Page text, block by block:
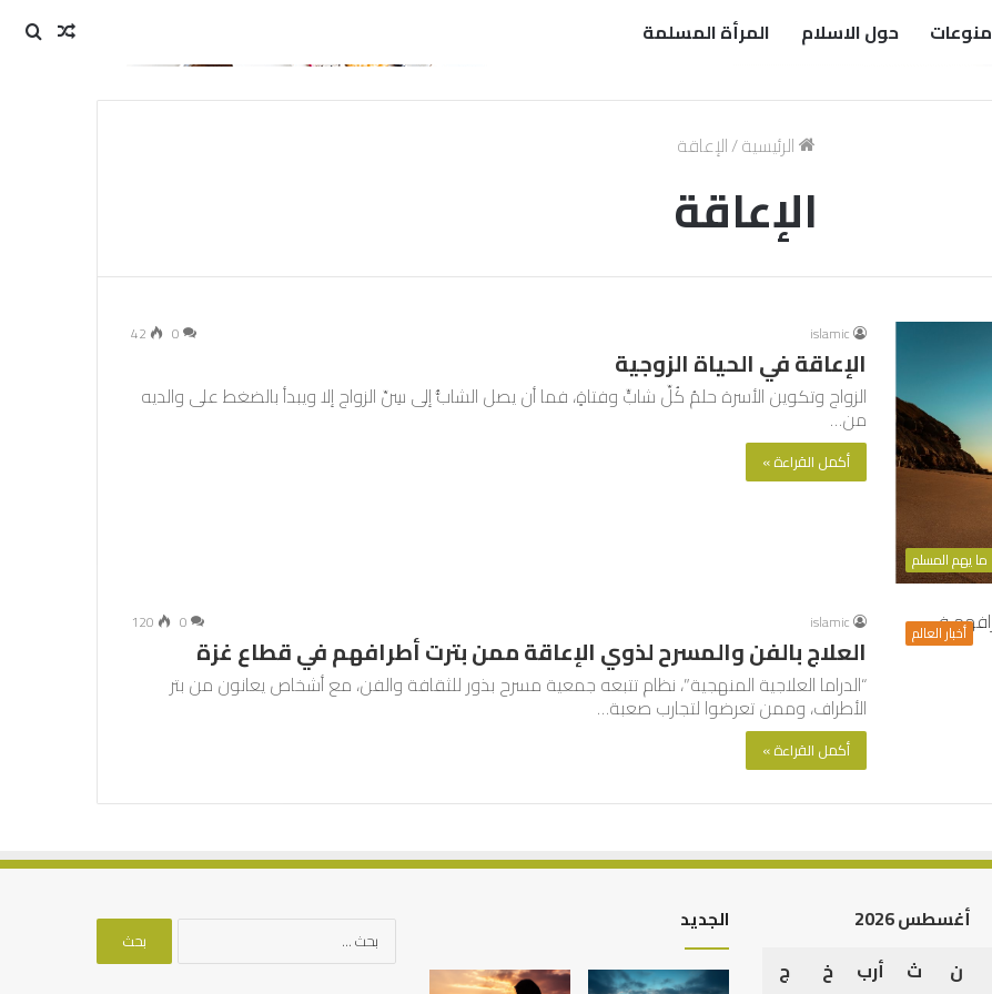
منوعات حول الاسلام المرأة المسلمة
مقال
الرئيسية/الإعاقة
الإعاقة
ما يهم المسلم
islamic
0
42
الإعاقة في الحياة الزوجية
الزواج وتكوين الأسرة حلمُ كُلِّ شابٍّ وفتاةٍ، فما أن يصل الشابُّ إلى سِنِّ الزواج إلا ويبدأ بالضغط على والديه
من…
أكمل القراءة »
أخبار العالم islamic
0
120
العلاج بالفن والمسرح لذوي الإعاقة ممن بترت أطرافهم في قطاع غزة
“الدراما العلاجية المنهجية”، نظام تتبعه جمعية مسرح بذور للثقافة والفن، مع أشخاص يعانون من بتر
الأطراف، وممن تعرضوا لتجارب صعبة…
أكمل القراءة »
العلاقة الرصيد
أغسطس 2026
ن ث أرب خ
ج
الجديد البحث